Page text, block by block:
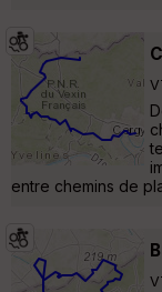
entre chemins de